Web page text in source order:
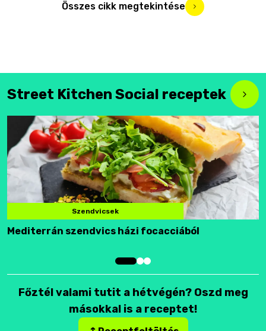
Összes cikk megtekintése
Street Kitchen Social receptek
Szendvicsek
Mediterrán szendvics házi focacciából
Főztél valami tutit a hétvégén? Oszd meg
másokkal is a receptet!